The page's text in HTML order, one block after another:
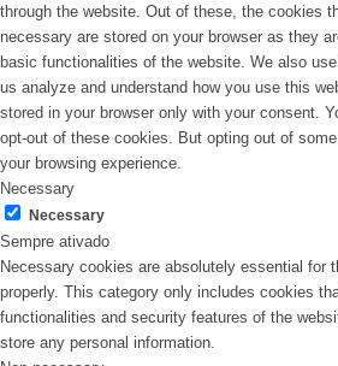
through the website. Out of these, the cookies
necessary are stored on your browser as they
basic functionalities of the website. We also
us analyze and understand how you use this
stored in your browser only with your consent.
opt-out of these cookies. But opting out of
your browsing experience.
Necessary
Necessary
Sempre ativado
Necessary cookies are absolutely essential for
properly. This category only includes cookies
functionalities and security features of the
store any personal information.